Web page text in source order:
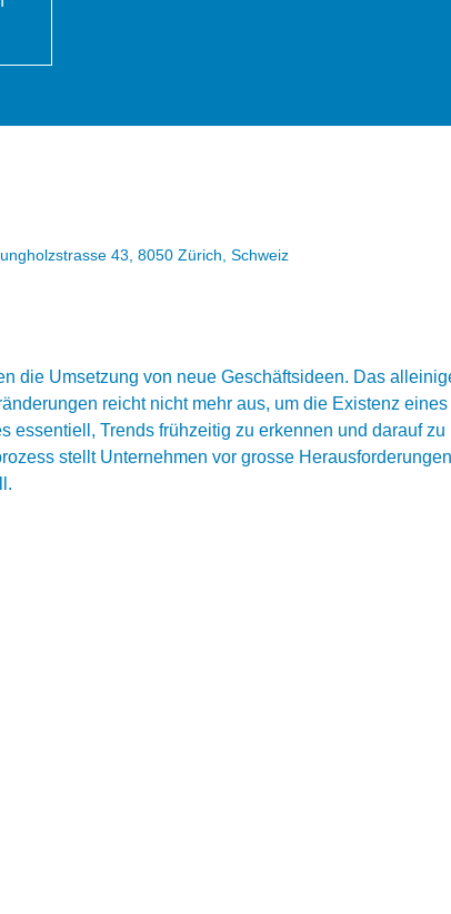
43, 8050 Zürich, Schweiz
die Umsetzung von neue Geschäftsideen. Das
reicht nicht mehr aus, um die Existenz
essentiell, Trends frühzeitig zu erkennen und darauf
stellt Unternehmen vor grosse